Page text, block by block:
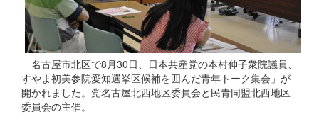
名古屋市北区で8月30日、日本共産党の本村伸子衆院議員、
すやま初美参院愛知選挙区候補を囲んだ青年トーク集会」が
開かれました。党名古屋北西地区委員会と民青同盟北西地区
委員会の主催。